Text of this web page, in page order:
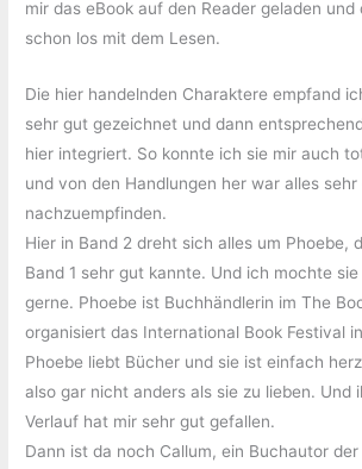
mir das eBook auf den Reader geladen und
schon los mit dem Lesen.
Die hier handelnden Charaktere empfand
sehr gut gezeichnet und dann
hier integriert. So konnte ich sie mir auch
und von den Handlungen her war alles sehr
nachzuempfinden.
Hier in Band 2 dreht sich alles um Phoebe,
Band 1 sehr gut kannte. Und ich mochte
gerne. Phoebe ist Buchhändlerin im The
organisiert das International Book Festival
Phoebe liebt Bücher und sie ist einfach
also gar nicht anders als sie zu lieben. Und
Verlauf hat mir sehr gut gefallen.
Dann ist da noch Callum, ein Buchautor